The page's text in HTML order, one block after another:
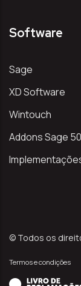
Software
Sage
XD Software
Wintouch
Addons Sage
© Todos os
Termos e condições